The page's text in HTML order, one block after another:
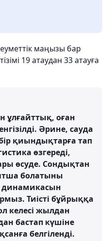
маңызы бар
19 атаудан 33 атауға
ұлғайттық, оған
Әрине, сауда
бір қиындықтарға тап
өзгереді,
өсуде. Сондықтан
болатыны
динамикасын
Тиісті бұйрыққа
келесі жылдан
бастап күшіне
белгіленді.